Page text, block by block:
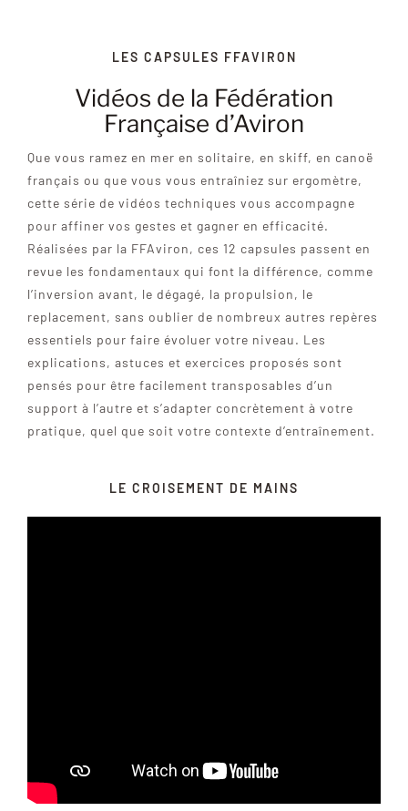
LES BATEAUX
CONTACTEZ-NOUS
PLUS
LES CAPSULES FFAVIRON
Vidéos de la Fédération
Française d’Aviron
Que vous ramez en mer en solitaire, en skiff, en canoë
français ou que vous vous entraîniez sur ergomètre,
cette série de vidéos techniques vous accompagne
pour affiner vos gestes et gagner en efficacité.
Réalisées par la FFAviron, ces 12 capsules passent en
revue les fondamentaux qui font la différence, comme
l’inversion avant, le dégagé, la propulsion, le
replacement, sans oublier de nombreux autres repères
essentiels pour faire évoluer votre niveau. Les
explications, astuces et exercices proposés sont
pensés pour être facilement transposables d’un
support à l’autre et s’adapter concrètement à votre
pratique, quel que soit votre contexte d’entraînement.
LE CROISEMENT DE MAINS